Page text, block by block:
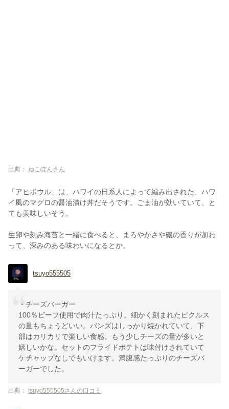
出典： ねこぽんさん
「アヒボウル」は、ハワイの日系人によって編み出された、ハワ
イ風のマグロの醤油漬け丼だそうです。ごま油が効いていて、と
ても美味しいそう。
生卵や刻み海苔と一緒に食べると、まろやかさや磯の香りが加わ
って、深みのある味わいになるとか。
tsuyo555505
・チーズバーガー
100％ビーフ使用で肉汁たっぷり。細かく刻まれたピクルス
の量もちょうどいい。バンズはしっかり焼かれていて、下
部はカリカリで楽しい食感。もう少しチーズの量が多いと
嬉しいかな。セットのフライドポテトは味付けされていて
ケチャップなしでもいけます。満腹感たっぷりのチーズバ
ーガーでした。
出典： tsuyo555505さんの口コミ